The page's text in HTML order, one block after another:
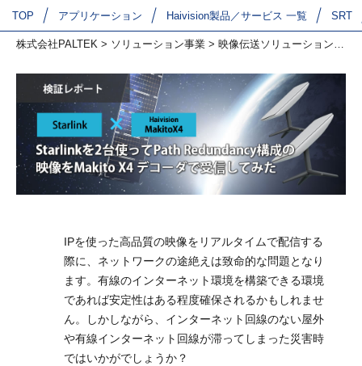
TOP アプリケーション Haivision製品／サービス 一覧 SRT
株式会社PALTEK > ソリューション事業 > 映像伝送ソリューション
IPを使った高品質の映像をリアルタイムで配信する
際に、ネットワークの途絶えは致命的な問題となり
ます。有線のインターネット環境を構築できる環境
であれば安定性はある程度確保されるかもしれませ
ん。しかしながら、インターネット回線のない屋外
や有線インターネット回線が滞ってしまった災害時
ではいかがでしょうか？